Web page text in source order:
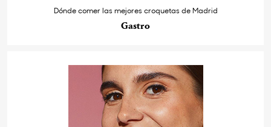
Dónde comer las mejores croquetas de Madrid
Gastro